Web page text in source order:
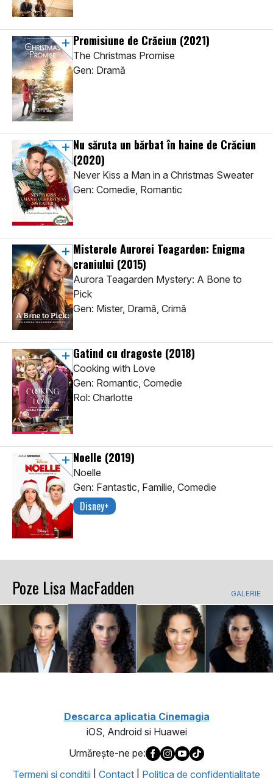
Promisiune de Crăciun (2021)
The Christmas Promise
Gen: Dramă
Nu săruta un bărbat în haine de Crăciun
(2020)
Never Kiss a Man in a Christmas Sweater
Gen: Comedie, Romantic
Misterele Aurorei Teagarden: Enigma
craniului (2015)
Aurora Teagarden Mystery: A Bone to
Pick
Gen: Mister, Dramă, Crimă
Gatind cu dragoste (2018)
Cooking with Love
Gen: Romantic, Comedie
Rol: Charlotte
Noelle (2019)
Noelle
Gen: Fantastic, Familie, Comedie
Disney+
Poze Lisa MacFadden GALERIE
Descarca aplicatia Cinemagia
iOS, Android si Huawei
Urmăreşte-ne pe:
Termeni şi condiţii
Contact Politica de confidentialitate